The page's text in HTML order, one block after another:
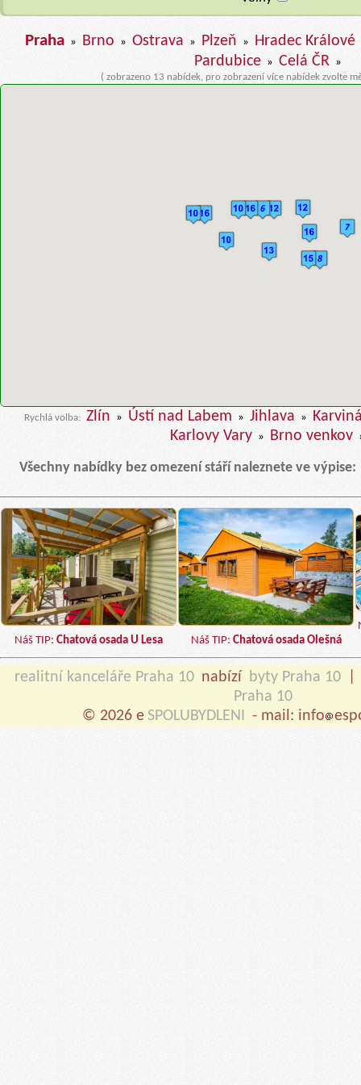
Praha » Brno » Ostrava » Plzeň » Hradec Králové
Pardubice » Celá ČR »
( zobrazeno 13 nabídek, pro zobrazení více nabídek zvolte
Rychlá volba: Zlín » Ústí nad Labem » Jihlava »
Karlovy Vary » Brno venkov
Všechny nabídky bez omezení stáří naleznete ve výpise:
Náš TIP:Chatová osada U Lesa Náš TIP: Chatová osada Olešná
realitní kanceláře Praha 10 nabízí byty Praha 10
Praha 10
© 2026 e SPOLUBYDLENI - mail: info